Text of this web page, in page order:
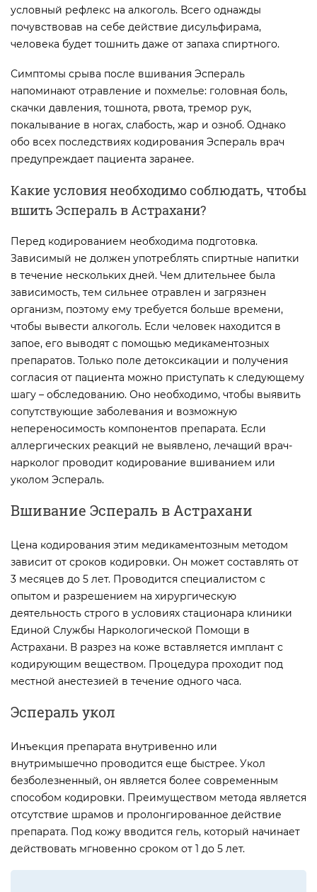
условный рефлекс на алкоголь. Всего однажды
почувствовав на себе действие дисульфирама,
человека будет тошнить даже от запаха спиртного.
Симптомы срыва после вшивания Эспераль
напоминают отравление и похмелье: головная боль,
скачки давления, тошнота, рвота, тремор рук,
покалывание в ногах, слабость, жар и озноб. Однако
обо всех последствиях кодирования Эспераль врач
предупреждает пациента заранее.
Какие условия необходимо соблюдать, чтобы
вшить Эспераль в Астрахани?
Перед кодированием необходима подготовка.
Зависимый не должен употреблять спиртные напитки
в течение нескольких дней. Чем длительнее была
зависимость, тем сильнее отравлен и загрязнен
организм, поэтому ему требуется больше времени,
чтобы вывести алкоголь. Если человек находится в
запое, его выводят с помощью медикаментозных
препаратов. Только поле детоксикации и получения
согласия от пациента можно приступать к следующему
шагу – обследованию. Оно необходимо, чтобы выявить
сопутствующие заболевания и возможную
непереносимость компонентов препарата. Если
аллергических реакций не выявлено, лечащий врач-
нарколог проводит кодирование вшиванием или
уколом Эспераль.
Вшивание Эспераль в Астрахани
Цена кодирования этим медикаментозным методом
зависит от сроков кодировки. Он может составлять от
3 месяцев до 5 лет. Проводится специалистом с
опытом и разрешением на хирургическую
деятельность строго в условиях стационара клиники
Единой Службы Наркологической Помощи в
Астрахани. В разрез на коже вставляется имплант с
кодирующим веществом. Процедура проходит под
местной анестезией в течение одного часа.
Эспераль укол
Инъекция препарата внутривенно или
внутримышечно проводится еще быстрее. Укол
безболезненный, он является более современным
способом кодировки. Преимуществом метода является
отсутствие шрамов и пролонгированное действие
препарата. Под кожу вводится гель, который начинает
действовать мгновенно сроком от 1 до 5 лет.